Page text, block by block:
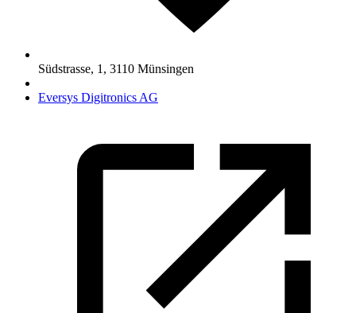
Südstrasse, 1 , 3110 Münsingen
Eversys Digitronics AG